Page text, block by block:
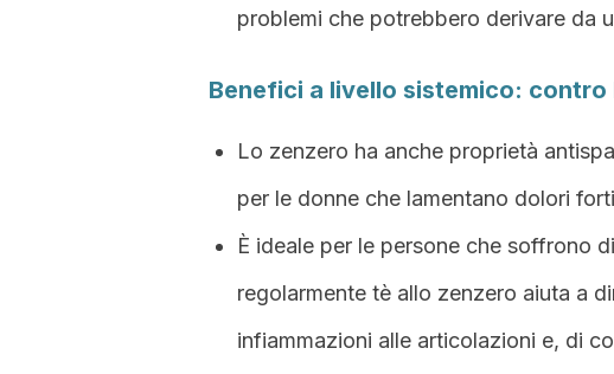
problemi che potrebbero derivare da
Benefici a livello sistemico: contro
Lo zenzero ha anche proprietà
per le donne che lamentano dolori
È ideale per le persone che soffrono
regolarmente tè allo zenzero aiuta a
infiammazioni alle articolazioni e, di